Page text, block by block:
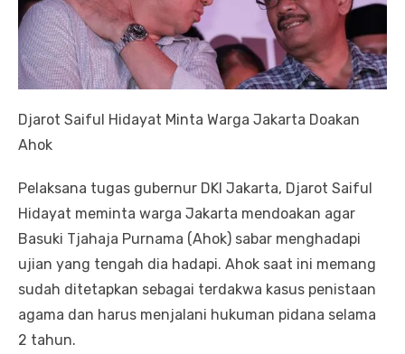
Djarot Saiful Hidayat Minta Warga Jakarta Doakan
Ahok
Pelaksana tugas gubernur DKI Jakarta, Djarot Saiful
Hidayat meminta warga Jakarta mendoakan agar
Basuki Tjahaja Purnama (Ahok) sabar menghadapi
ujian yang tengah dia hadapi. Ahok saat ini memang
sudah ditetapkan sebagai terdakwa kasus penistaan
agama dan harus menjalani hukuman pidana selama
2 tahun.